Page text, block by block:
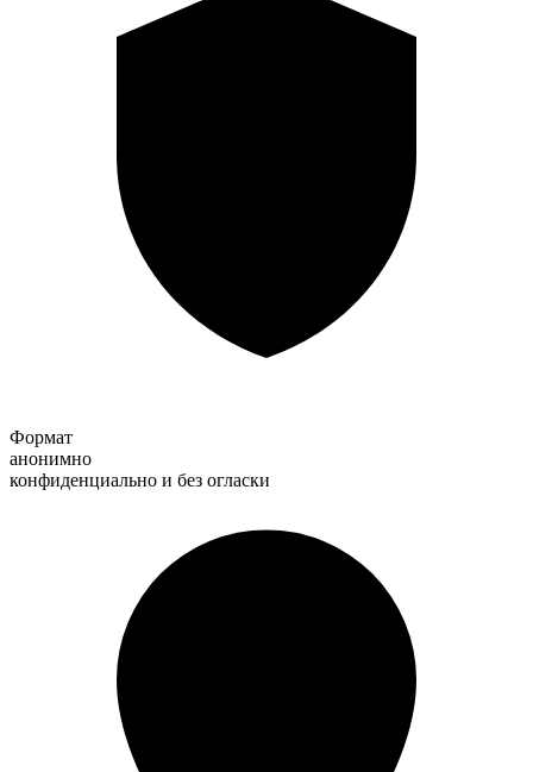
Формат
анонимно
конфиденциально и без огласки